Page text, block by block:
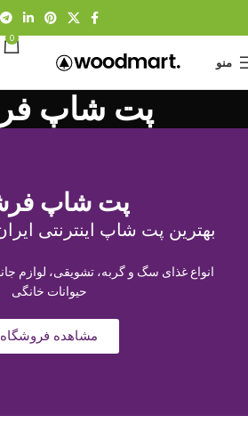
منو
0
پت شاپ
پت شاپ
بهترین پت شاپ اینترنتی
انواع غذای سگ و گربه، تشویقی، لوازم
حیوانات خانگی
مشاهده فروشگاه